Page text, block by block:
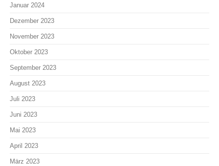
Januar 2024
Dezember 2023
November 2023
Oktober 2023
September 2023
August 2023
Juli 2023
Juni 2023
Mai 2023
April 2023
März 2023